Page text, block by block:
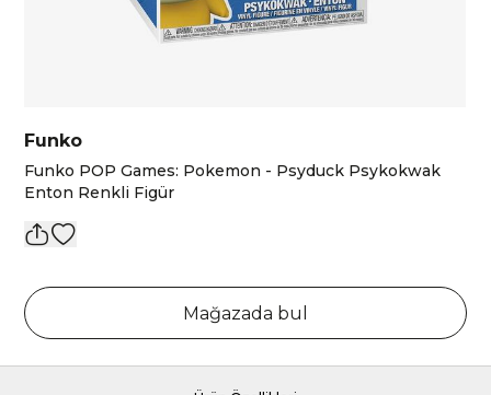
Funko
Funko POP Games: Pokemon - Psyduck Psykokwak
Enton Renkli Figür
Mağazada bul